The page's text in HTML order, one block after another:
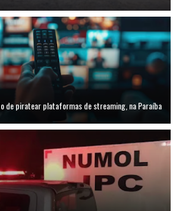
de piratear plataformas de streaming, na Paraíba